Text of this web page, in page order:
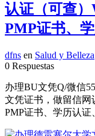
认证（可查）
PMP证书、
dfns en Salud y Belleza
0 Respuestas
办理BU文凭Q/微信
文凭证书，做留信网
PMP证书、学历认证